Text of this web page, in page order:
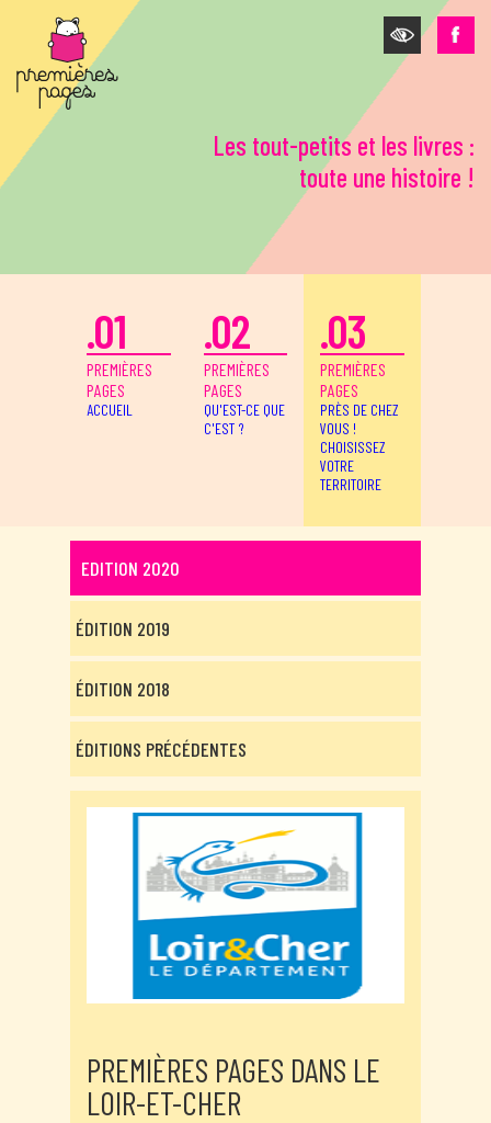
Aller au contenu principal
Les tout-petits et les livres :
toute une histoire !
.01
PREMIÈRES
PAGES
ACCUEIL
.02
PREMIÈRES
PAGES
QU'EST-CE QUE
C'EST ?
.03
PREMIÈRES
PAGES
PRÈS DE CHEZ
VOUS !
CHOISISSEZ
VOTRE
TERRITOIRE
EDITION 2020
ÉDITION 2019
ÉDITION 2018
ÉDITIONS PRÉCÉDENTES
PREMIÈRES PAGES DANS LE
LOIR-ET-CHER